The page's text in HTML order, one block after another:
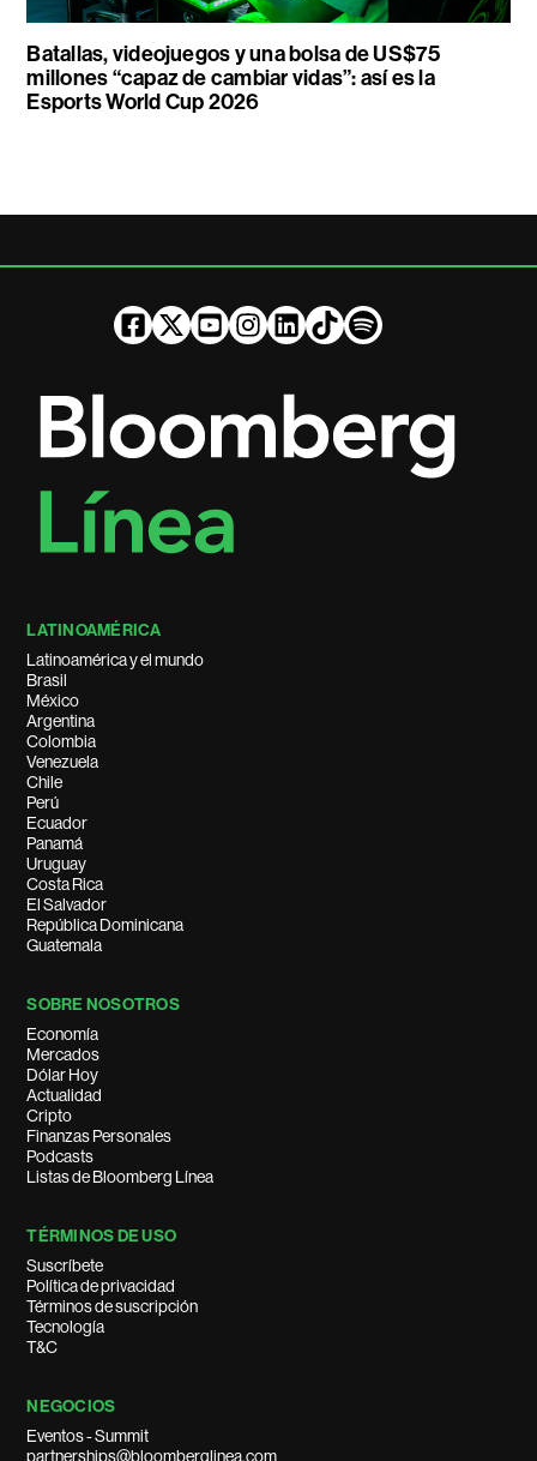
Batallas, videojuegos y una bolsa de US$75
millones “capaz de cambiar vidas”: así es la
Esports World Cup 2026
LATINOAMÉRICA
Latinoamérica y el mundo
Brasil
México
Argentina
Colombia
Venezuela
Chile
Perú
Ecuador
Panamá
Uruguay
Costa Rica
El Salvador
República Dominicana
Guatemala
SOBRE NOSOTROS
Economía
Mercados
Dólar Hoy
Actualidad
Cripto
Finanzas Personales
Podcasts
Listas de Bloomberg Línea
TÉRMINOS DE USO
Suscríbete
Política de privacidad
Términos de suscripción
Tecnología
T&C
NEGOCIOS
Eventos - Summit
partnerships@bloomberglinea.com